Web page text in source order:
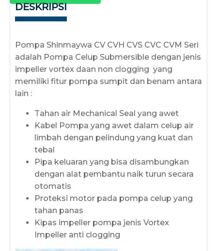
DESKRIPSI
Pompa Shinmaywa CV CVH CVS CVC CVM Seri
adalah Pompa Celup Submersible dengan jenis
impeller vortex daan non clogging yang
memiliki fitur pompa sumpit dan benam antara
lain :
Tahan air Mechanical Seal yang awet
Kabel Pompa yang awet dalam celup air
limbah dengan pelindung yang kuat dan
tebal
Pipa keluaran yang bisa disambungkan
dengan alat pembantu naik turun secara
otomatis
Proteksi motor pada pompa celup yang
tahan panas
Kipas impeller pompa jenis Vortex
Impeller anti clogging